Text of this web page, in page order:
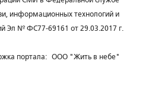
информационных технологий и
Эл № ФС77-69161 от 29.03.2017 г.
портала: ООО "Жить в небе"